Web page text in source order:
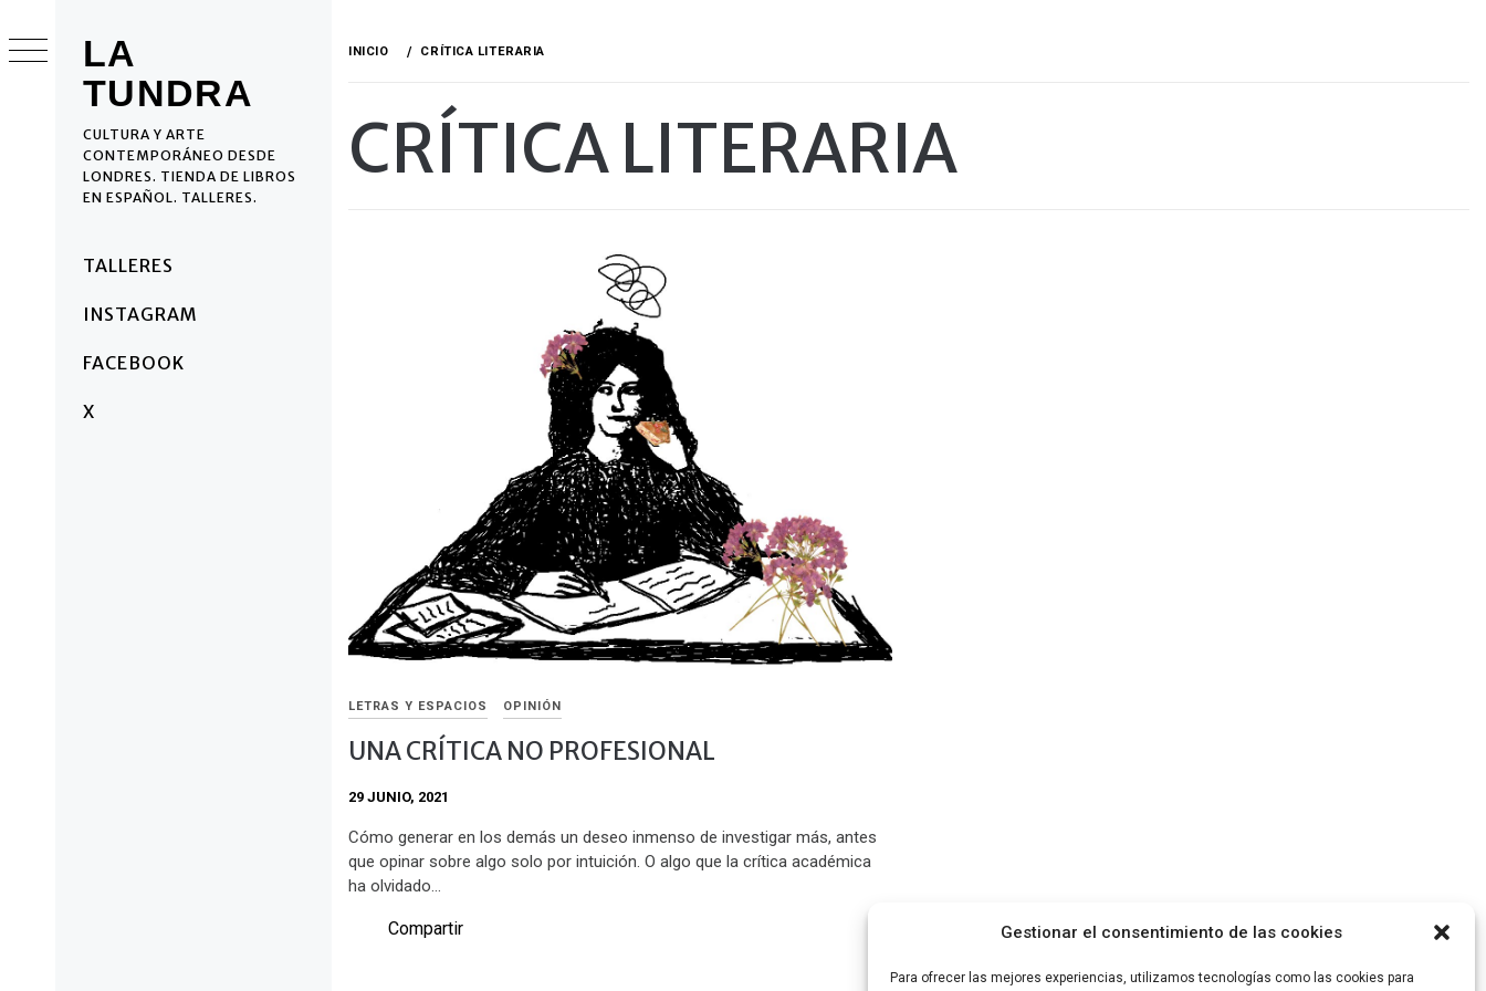
Gestionar el consentimiento de las cookies
Para ofrecer las mejores experiencias, utilizamos tecnologías como las cookies para
LA
TUNDRA
CULTURA Y ARTE
CONTEMPORÁNEO DESDE
LONDRES. TIENDA DE LIBROS
EN ESPAÑOL. TALLERES.
principal
TALLERES
INSTAGRAM
FACEBOOK
X
al
contenido
INICIO CRÍTICA LITERARIA
CRÍTICA LITERARIA
LETRAS Y ESPACIOS OPINIÓN
UNA CRÍTICA NO PROFESIONAL
29 JUNIO, 2021
Cómo generar en los demás un deseo inmenso de investigar más, antes
que opinar sobre algo solo por intuición. O algo que la crítica académica
ha olvidado…
Compartir